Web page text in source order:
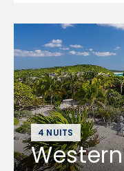
4 NUITS